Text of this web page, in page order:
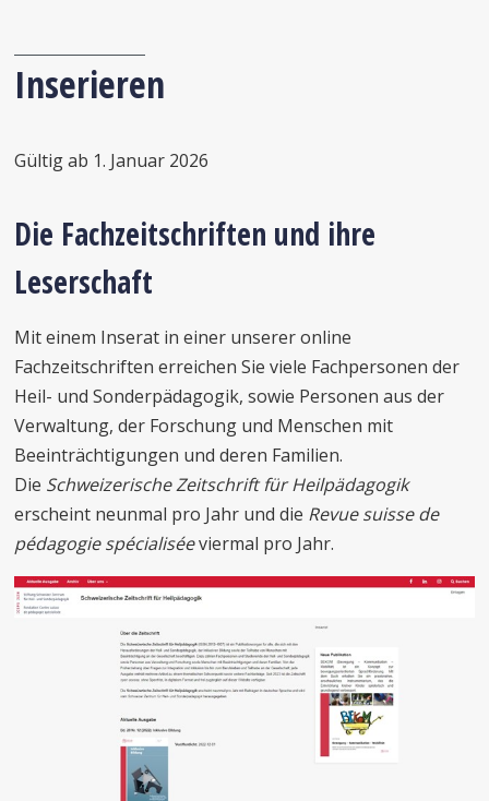
Inserieren
Gültig ab 1. Januar 2026
Die Fachzeitschriften und ihre
Leserschaft
Mit einem Inserat in einer unserer online
Fachzeitschriften erreichen Sie viele Fachpersonen der
Heil- und Sonderpädagogik, sowie Personen aus der
Verwaltung, der Forschung und Menschen mit
Beeinträchtigungen und deren Familien.
Die Schweizerische Zeitschrift für Heilpädagogik
erscheint neunmal pro Jahr und die Revue suisse de
pédagogie spécialiséeviermal pro Jahr.